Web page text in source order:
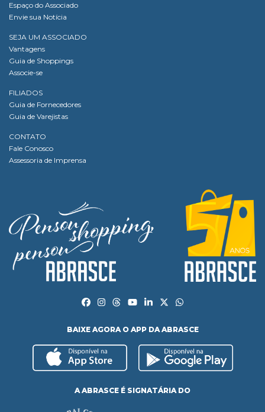
Espaço do Associado
Envie sua Notícia
SEJA UM ASSOCIADO
Vantagens
Guia de Shoppings
Associe-se
FILIADOS
Guia de Fornecedores
Guia de Varejistas
CONTATO
Fale Conosco
Assessoria de Imprensa
BAIXE AGORA O APP DA ABRASCE
A ABRASCE É SIGNATÁRIA DO